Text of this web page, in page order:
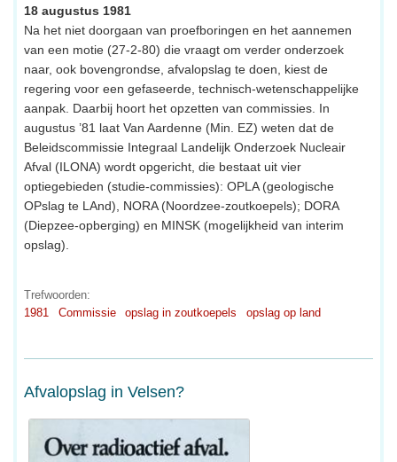
18 augustus 1981
Na het niet doorgaan van proefboringen en het aannemen
van een motie (27-2-80) die vraagt om verder onderzoek
naar, ook bovengrondse, afvalopslag te doen, kiest de
regering voor een gefaseerde, technisch-wetenschappelijke
aanpak. Daarbij hoort het opzetten van commissies. In
augustus ’81 laat Van Aardenne (Min. EZ) weten dat de
Beleidscommissie Integraal Landelijk Onderzoek Nucleair
Afval (ILONA) wordt opgericht, die bestaat uit vier
optiegebieden (studie-commissies): OPLA (geologische
OPslag te LAnd), NORA (Noordzee-zoutkoepels); DORA
(Diepzee-opberging) en MINSK (mogelijkheid van interim
opslag).
Trefwoorden:
1981
Commissie opslag in zoutkoepels opslag op land
Afvalopslag in Velsen?